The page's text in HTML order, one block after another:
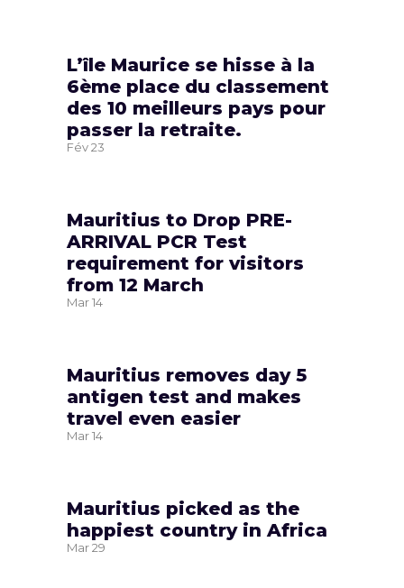
L’île Maurice se hisse à la
6ème place du classement
des 10 meilleurs pays pour
passer la retraite.
Fév23
Mauritius to Drop PRE-
ARRIVAL PCR Test
requirement for visitors
from 12 March
Mar14
Mauritius removes day 5
antigen test and makes
travel even easier
Mar14
Mauritius picked as the
happiest country in Africa
Mar29